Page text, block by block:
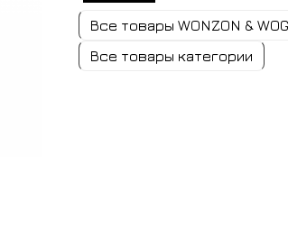
Все товары WONZON &
Все товары категории